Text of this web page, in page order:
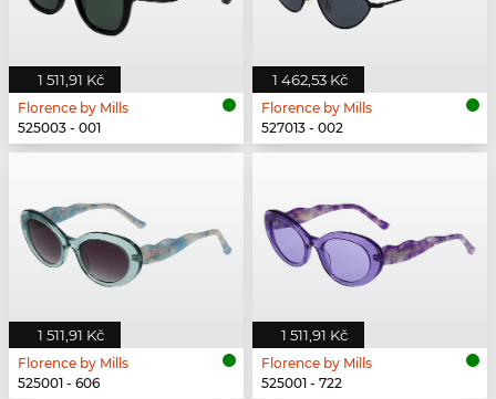
1 511,91 Kč
Florence by Mills
525003 - 001
1 462,53 Kč
Florence by Mills
527013 - 002
1 511,91 Kč
Florence by Mills
525001 - 606
1 511,91 Kč
Florence by Mills
525001 - 722